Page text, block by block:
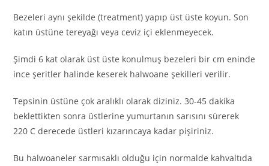
Bezeleri aynı şekilde (treatment) yapıp üst üste koyun. Son
katın üstüne tereyağı veya ceviz içi eklenmeyecek.
Şimdi 6 kat olarak üst üste konulmuş bezeleri bir cm eninde
ince şeritler halinde keserek halwoane şekilleri verilir.
Tepsinin üstüne çok aralıklı olarak diziniz. 30-45 dakika
beklettikten sonra üstlerine yumurtanın sarısını sürerek
220 C derecede üstleri kızarıncaya kadar pişiriniz.
Bu halwoaneler sarmısaklı olduğu için normalde kahvaltıda